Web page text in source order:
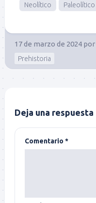
Neolítico
Paleolítico
17 de marzo de 2024 por
Prehistoria
Deja una respuesta
Comentario *